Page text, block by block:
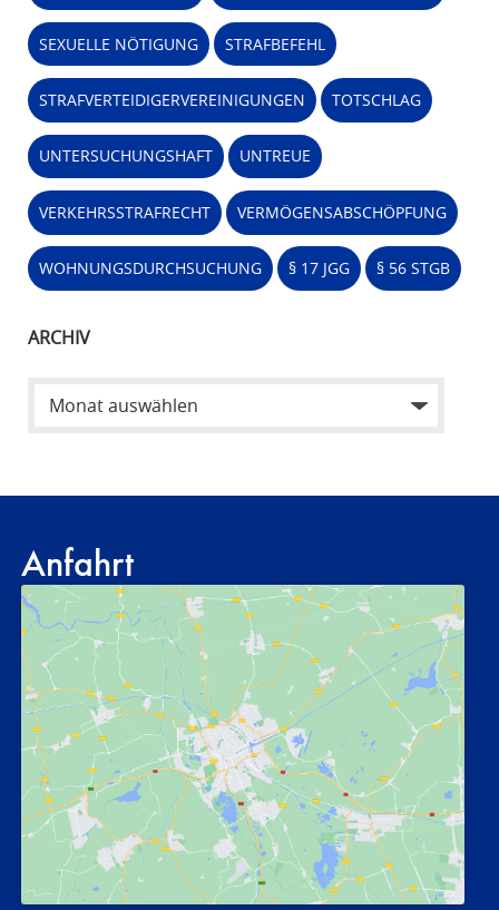
SEXUELLE NÖTIGUNG STRAFBEFEHL
STRAFVERTEIDIGERVEREINIGUNGEN TOTSCHLAG
UNTERSUCHUNGSHAFT UNTREUE
VERKEHRSSTRAFRECHT VERMÖGENSABSCHÖPFUNG
WOHNUNGSDURCHSUCHUNG § 17 JGG § 56 STGB
ARCHIV
Anfahrt